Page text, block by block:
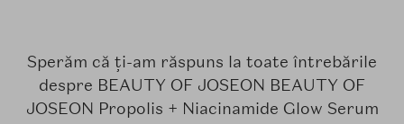
Sperăm că ți-am răspuns la toate întrebările
despre BEAUTY OF JOSEON BEAUTY OF
JOSEON Propolis + Niacinamide Glow Serum